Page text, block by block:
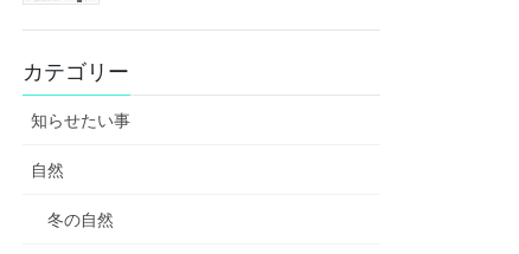
カテゴリー
知らせたい事
自然
冬の自然